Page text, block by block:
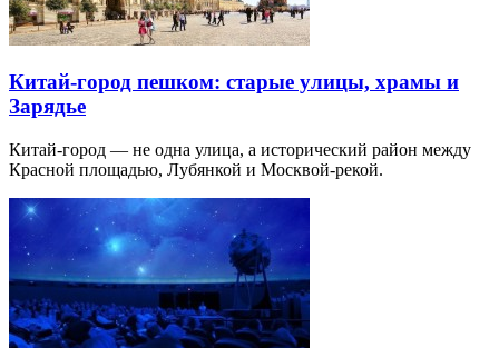
Китай-город пешком: старые улицы, храмы и
Зарядье
Китай-город — не одна улица, а исторический район между
Красной площадью, Лубянкой и Москвой-рекой.